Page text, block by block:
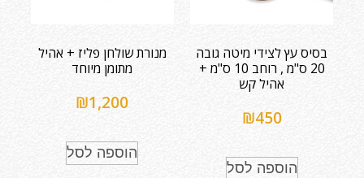
בסיס עץ לצידי מיטה גובה
20 ס"מ , רוחב 10 ס"מ +
אהיל קש
₪450
הוספה לסל
מנורת שולחן פליז + אהיל
מתומן מיוחד
₪1,200
הוספה לסל